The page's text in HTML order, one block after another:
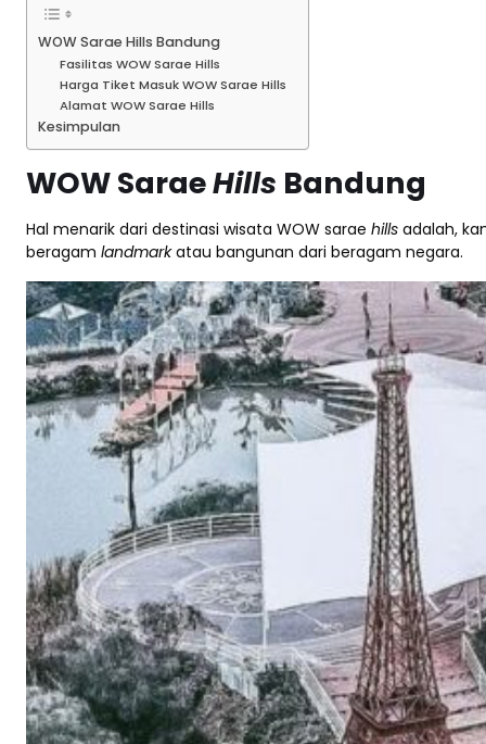
WOW Sarae Hills Bandung
Fasilitas WOW Sarae Hills
Harga Tiket Masuk WOW Sarae Hills
Alamat WOW Sarae Hills
Kesimpulan
WOW SaraeHills Bandung
Hal menarik dari destinasi wisata WOW sarae hills adalah,
beragam landmarkatau bangunan dari beragam negara.